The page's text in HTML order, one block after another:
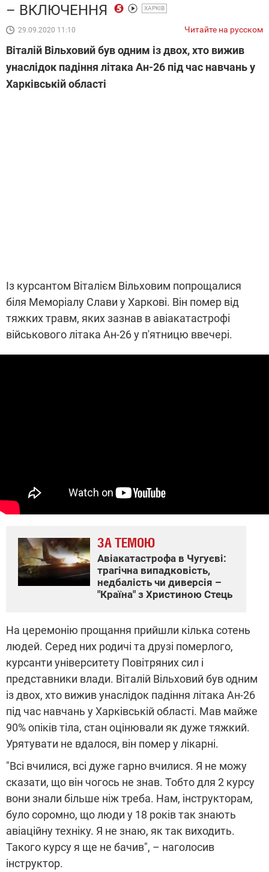
– ВКЛЮЧЕННЯ
ХАРКІВ
29.09.2020 11:10 Читайте на русском
Віталій Вільховий був одним із двох, хто вижив
унаслідок падіння літака Ан-26 під час навчань у
Харківській області
Із курсантом Віталієм Вільховим попрощалися
біля Меморіалу Слави у Харкові. Він помер від
тяжких травм, яких зазнав в авіакатастрофі
військового літака Ан-26 у п'ятницю ввечері.
ЗА ТЕМОЮ
Авіакатастрофа в Чугуєві:
трагічна випадковість,
недбалість чи диверсія –
"Країна" з Христиною Стець
На церемонію прощання прийшли кілька сотень
людей. Серед них родичі та друзі померлого,
курсанти університету Повітряних сил і
представники влади. Віталій Вільховий був одним
із двох, хто вижив унаслідок падіння літака Ан-26
під час навчань у Харківській області. Мав майже
90% опіків тіла, стан оцінювали як дуже тяжкий.
Урятувати не вдалося, він помер у лікарні.
"Всі вчилися, всі дуже гарно вчилися. Я не можу
сказати, що він чогось не знав. Тобто для 2 курсу
вони знали більше ніж треба. Нам, інструкторам,
було соромно, що люди у 18 років так знають
авіаційну техніку. Я не знаю, як так виходить.
Такого курсу я ще не бачив", – наголосив
інструктор.